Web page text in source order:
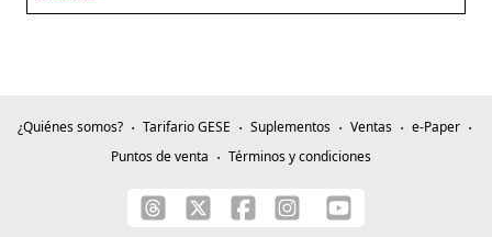
¿Quiénes somos? Tarifario GESE Suplementos Ventas
e-Paper
Puntos de venta
Términos y condiciones